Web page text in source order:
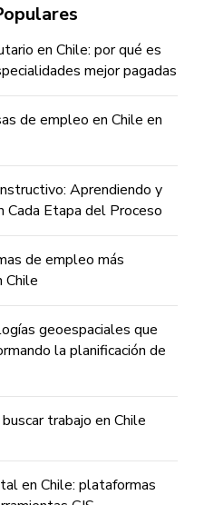
en Chile: por qué es
mejor pagadas
de empleo en Chile en
Aprendiendo y
Cada Etapa del Proceso
de empleo más
Chile
geoespaciales que
la planificación de
trabajo en Chile
en Chile: plataformas